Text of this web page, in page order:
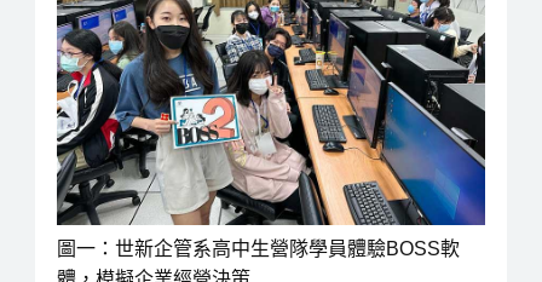
圖一：世新企管系高中生營隊學員體驗BOSS軟